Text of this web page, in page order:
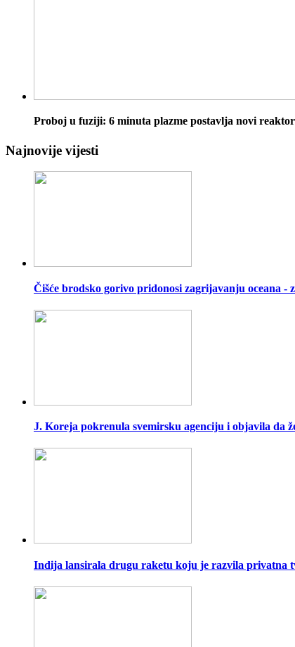
Proboj u fuziji: 6 minuta plazme postavlja novi
Najnovije vijesti
Čišće brodsko gorivo pridonosi zagrijavanju oceana -
J. Koreja pokrenula svemirsku agenciju i objavila da
Indija lansirala drugu raketu koju je razvila privatna